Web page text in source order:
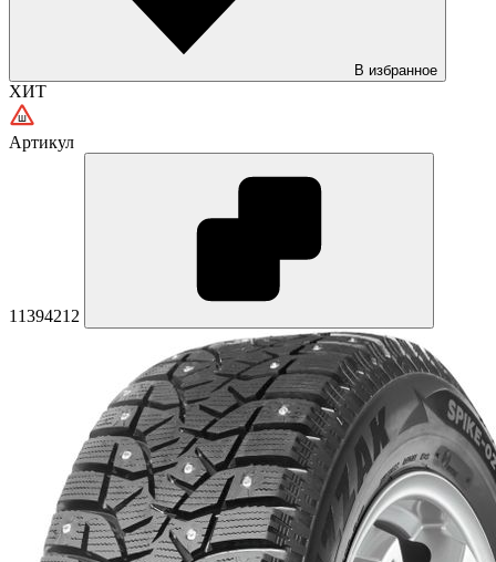
В избранное
ХИТ
Артикул
11394212